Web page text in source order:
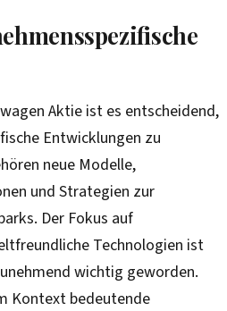
Aktie ist es entscheidend,
Entwicklungen zu
neue Modelle,
und Strategien zur
Der Fokus auf
Technologien ist
wichtig geworden.
Kontext bedeutende